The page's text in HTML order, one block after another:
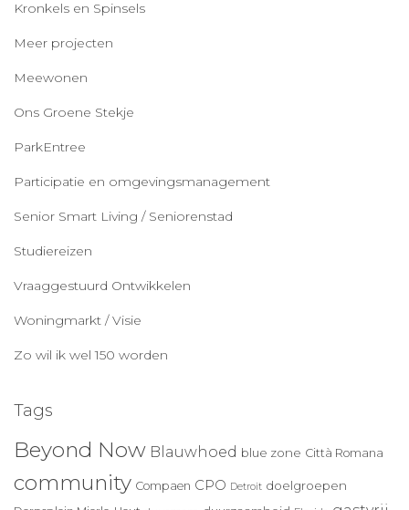
Kronkels en Spinsels
Meer projecten
Meewonen
Ons Groene Stekje
ParkEntree
Participatie en omgevingsmanagement
Senior Smart Living / Seniorenstad
Studiereizen
Vraaggestuurd Ontwikkelen
Woningmarkt / Visie
Zo wil ik wel 150 worden
Tags
Beyond Now Blauwhoed blue zone Città Romana
community Compaen CPO Detroit doelgroepen